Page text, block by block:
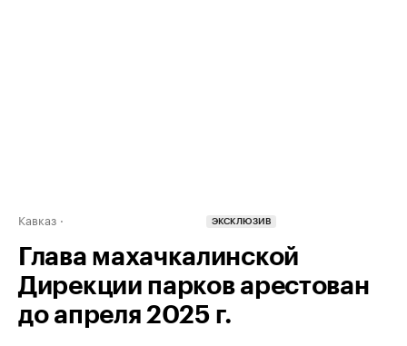
Кавказ ЭКСКЛЮЗИВ
Глава махачкалинской
Дирекции парков арестован
до апреля 2025 г.